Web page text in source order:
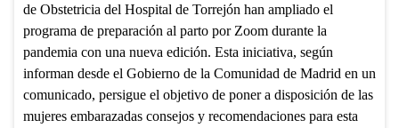
de Obstetricia del Hospital de Torrejón han ampliado el
programa de preparación al parto por Zoom durante la
pandemia con una nueva edición. Esta iniciativa, según
informan desde el Gobierno de la Comunidad de Madrid en un
comunicado, persigue el objetivo de poner a disposición de las
mujeres embarazadas consejos y recomendaciones para esta